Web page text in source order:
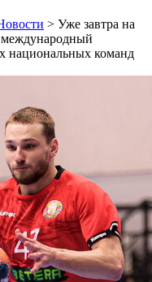
> Уже завтра на
международный
национальных команд